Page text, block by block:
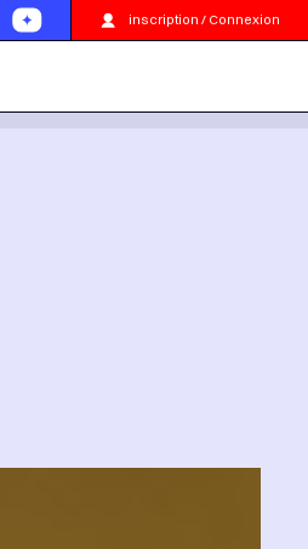
inscription / Connexion